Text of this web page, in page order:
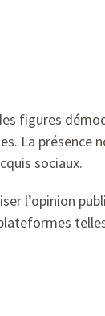
figures
La présence
sociaux.
l’opinion